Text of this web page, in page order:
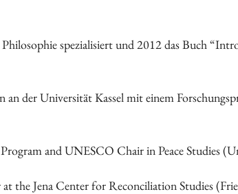
spezialisiert und 2012 das Buch
der Universität Kassel mit einem
and UNESCO Chair in Peace Studies
the Jena Center for Reconciliation Studies